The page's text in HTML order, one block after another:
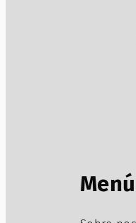
Menú